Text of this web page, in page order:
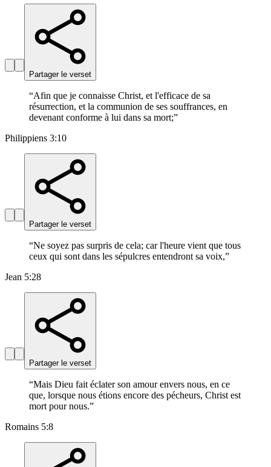
Partager le verset
“Afin que je connaisse Christ, et l'efficace de sa
résurrection, et la communion de ses souffrances, en
devenant conforme à lui dans sa mort;”
Philippiens 3:10
Partager le verset
“Ne soyez pas surpris de cela; car l'heure vient que tous
ceux qui sont dans les sépulcres entendront sa voix,”
Jean 5:28
Partager le verset
“Mais Dieu fait éclater son amour envers nous, en ce
que, lorsque nous étions encore des pécheurs, Christ est
mort pour nous.”
Romains 5:8